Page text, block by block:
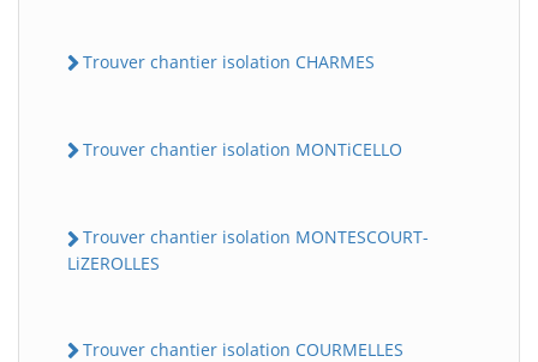
Trouver chantier isolation CHARMES
Trouver chantier isolation MONTiCELLO
Trouver chantier isolation MONTESCOURT-
LiZEROLLES
Trouver chantier isolation COURMELLES